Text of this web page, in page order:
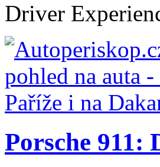
Driver
Porsche 911: